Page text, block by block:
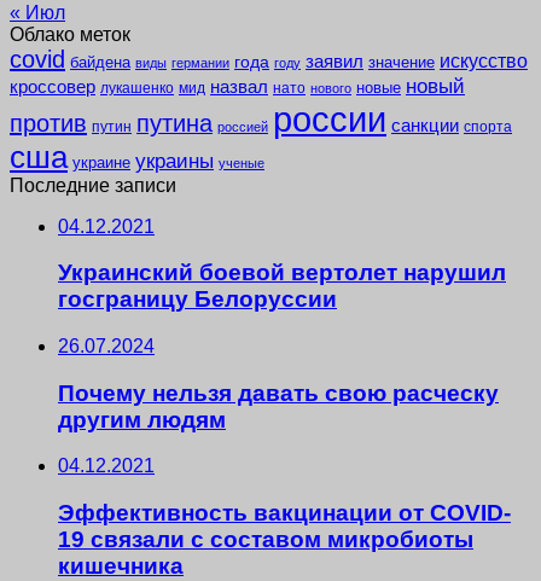
« Июл
Облако меток
covid байдена виды германии года году заявил значение искусство
кроссовер лукашенко мид назвал нато нового новые новый
против путин путина россией россии санкции спорта
сша украине украины ученые
Последние записи
04.12.2021
Украинский боевой вертолет нарушил
госграницу Белоруссии
26.07.2024
Почему нельзя давать свою расческу
другим людям
04.12.2021
Эффективность вакцинации от COVID-
19 связали с составом микробиоты
кишечника